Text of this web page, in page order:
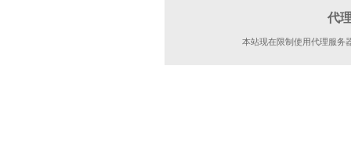
代
本站现在限制使用代理服务